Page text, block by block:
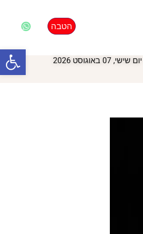
הטבה
יום שישי, 07 באוגוסט 2026 פתח